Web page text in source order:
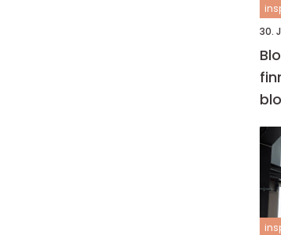
30.